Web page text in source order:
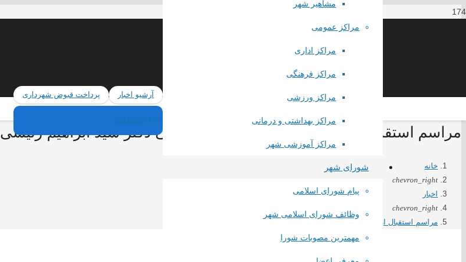
مشاهیر شهر
مراکز عمومی
مراکز اداری
مراکز فرهنگی
مراکز ورزشی
مراکز بهداشتی و درمانی
مراکز آموزشی شهر
شورای شهر
پیام شورای اسلامی
وظائف شورای اسلامی شهر
مهمترین مصوبات شورا
آرشیو اخبار پرداخت قبوض شهرداری
02165624446
مراسم استقبال از رئیس جمهور محبوب و مردمی دکتر سید ابراهیم رئیسی
خانه
chevron_right
اخبار
chevron_right
مراسم استقبال از رئیس جمهور محبوب و مردمی دکتر سید ابراهیم رئیسی